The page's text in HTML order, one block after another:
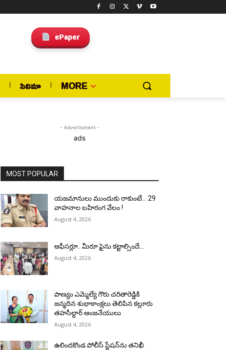
ePaper
సినిమా MORE
- Advertisment -
ads
MOST POPULAR
యజమానులు ముందుకు రాకుంటే… 29
వాహనాల బహిరంగ వేలం !
August 4, 2026
ఆఫీసర్లూ.. మీరూ ఫైను కట్టాల్సిందే…
August 4, 2026
పాణ్యం ఎమ్మెల్యే గౌరు చరితారెడ్డికి
జన్మదిన శుభాకాంక్షలు తెలిపిన కల్లూరు
తహసీల్దార్ ఆంజనేయులు
August 4, 2026
ఉలిందకొండ పోలీస్ స్టేషన్‌ను తనిఖీ